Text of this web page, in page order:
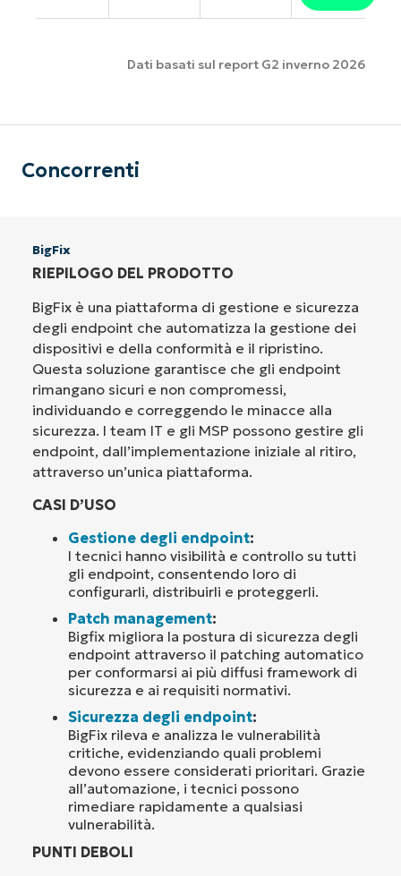
Dati basati sul report G2 inverno 2026
Concorrenti
BigFix
RIEPILOGO DEL PRODOTTO
BigFix è una piattaforma di gestione e sicurezza
degli endpoint che automatizza la gestione dei
dispositivi e della conformità e il ripristino.
Questa soluzione garantisce che gli endpoint
rimangano sicuri e non compromessi,
individuando e correggendo le minacce alla
sicurezza. I team IT e gli MSP possono gestire gli
endpoint, dall’implementazione iniziale al ritiro,
attraverso un’unica piattaforma.
CASI D’USO
Gestione degli endpoint:
I tecnici hanno visibilità e controllo su tutti
gli endpoint, consentendo loro di
configurarli, distribuirli e proteggerli.
Patch management:
Bigfix migliora la postura di sicurezza degli
endpoint attraverso il patching automatico
per conformarsi ai più diffusi framework di
sicurezza e ai requisiti normativi.
Sicurezza degli endpoint:
BigFix rileva e analizza le vulnerabilità
critiche, evidenziando quali problemi
devono essere considerati prioritari. Grazie
all’automazione, i tecnici possono
rimediare rapidamente a qualsiasi
vulnerabilità.
PUNTI DEBOLI